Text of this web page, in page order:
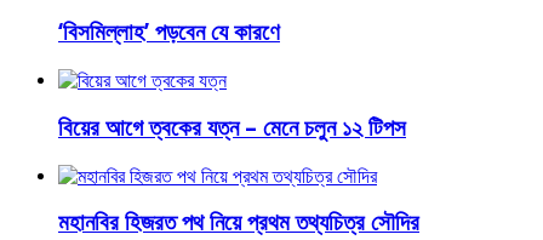
‘বিসমিল্লাহ’ পড়বেন যে কারণে
বিয়ের আগে ত্বকের যত্ন – মেনে চলুন ১২ টিপস
মহানবির হিজরত পথ নিয়ে প্রথম তথ্যচিত্র সৌদির